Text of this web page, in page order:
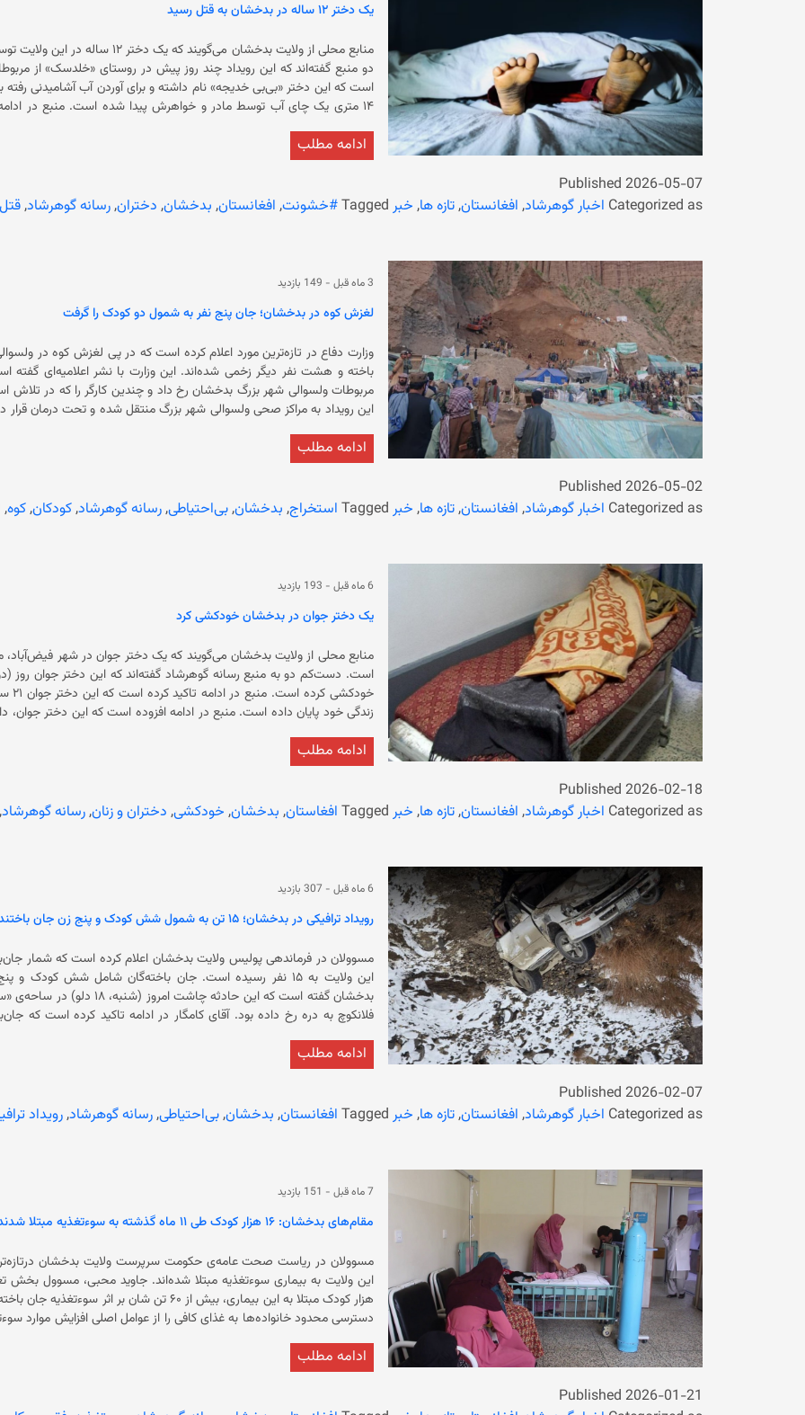
یک دختر ۱۲ ساله در بدخشان به قتل رسید
است که این دختر «بی‌بی خدیجه» نام داشته و برای آوردن آب آشامیدنی
حکومت سرپرست بر افغانستان، موارد متعددی از قتل زنان به‌دست
چون گذشته با مراجعه به نهادهای عدلی و قضایی، دیگر نمی‌توانند برای
ادامه مطلب
Published 2026-05-07
Categorized as اخبار گوهرشاد, افغانستان,تازه ها, خبر Tagged#خشونت, افغانستان, بدخشان, دختران,رسانه گوهرشاد,قتل
3 ماه قبل - 149 بازدید
لغزش کوه در بدخشان؛ جان پنج نفر به شمول دو کودک را گرفت
وزارت دفاع در تازه‌ترین مورد اعلام کرده است که در پی لغزش کوه در
است. براساس گزارش‌های رسانه‌ها نبود تجهیزات فنی و عدم رعایت نکات ایمنی لازم از عوامل اصلی این رویدادها گفته می‌شود.
ادامه مطلب
Published 2026-05-02
Categorized as اخبار گوهرشاد, افغانستان,تازه ها, خبر Tagged استخراج, بدخشان,بی‌احتیاطی,رسانه گوهرشاد,کودکان,کوه,
6 ماه قبل - 193 بازدید
یک دختر جوان در بدخشان خودکشی کرد
منابع محلی از ولایت بدخشان می‌گویند که یک دختر جوان در شهر فیض‌آباد،
نکرده‌اند. باید گفت که میزان خودکشی زنان و دختران در سراسر
زنان متوقف شده است. زنان در افغانستان چون گذشته با
ادامه مطلب
Published 2026-02-18
Categorized as اخبار گوهرشاد, افغانستان,تازه ها, خبر Tagged افغاستان, بدخشان, خودکشی, دختران و زنان,رسانه گوهرشاد,
6 ماه قبل - 307 بازدید
رویداد ترافیکی در بدخشان؛ ۱۵ تن به شمول شش کودک و پنج زن جان باختند
مسوولان در فرماندهی پولیس ولایت بدخشان اعلام کرده است که شمار
بدخشان گفته است که این
ادامه مطلب
Published 2026-02-07
Categorized as اخبار گوهرشاد, افغانستان,تازه ها, خبر Tagged افغانستان, بدخشان,بی‌احتیاطی,رسانه گوهرشاد,رویداد
7 ماه قبل - 151 بازدید
مقام‌های بدخشان: ۱۶ هزار کودک طی ۱۱ ماه گذشته به سوءتغذیه مبتلا شدند
ادامه مطلب
Published 2026-01-21